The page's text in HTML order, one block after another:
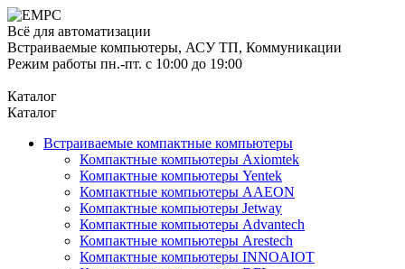
Всё для автоматизации
Встраиваемые компьютеры, АСУ ТП, Коммуникации
Режим работы пн.-пт. с 10:00 до 19:00
Каталог
Каталог
Встраиваемые компактные компьютеры
Компактные компьютеры Axiomtek
Компактные компьютеры Yentek
Компактные компьютеры AAEON
Компактные компьютеры Jetway
Компактные компьютеры Advantech
Компактные компьютеры Arestech
Компактные компьютеры INNOAIOT